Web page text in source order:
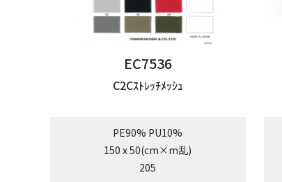
EC7536
C2Cｽﾄﾚｯﾁﾒｯｼｭ
PE90% PU10%
150 x 50(cm×m乱)
205